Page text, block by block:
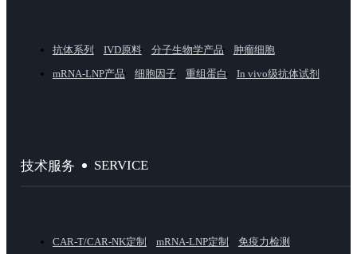
抗体系列 IVD原料 分子生物学产品
肿瘤细胞
mRNA-LNP产品
细胞因子 重组蛋白 In vivo级抗体试剂
技术服务 SERVICE
CAR-T/CAR-NK定制 mRNA-LNP定制
免疫力检测